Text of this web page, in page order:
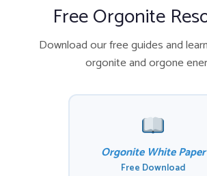
Free Orgonite
Download our free guides and
orgonite and orgone
Orgonite White Paper
Free Download